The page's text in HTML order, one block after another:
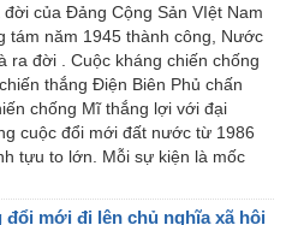
của Đảng Cộng Sản VIệt Nam
tám năm 1945 thành công, Nước
ra đời . Cuộc kháng chiến chống
thắng Điện Biên Phủ chấn
chống Mĩ thắng lợi với đại
cuộc đổi mới đất nước từ 1986
tựu to lớn. Mỗi sự kiện là mốc
mới đi lên chủ nghĩa xã hội